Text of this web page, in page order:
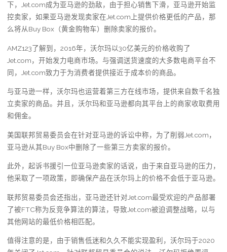
下，Jet.com成为亚马逊的劲敌，由于担心销售下滑，亚马逊开始监
控卖家，如果亚马逊发现卖家在Jet.com上提供价格更低的产品，那
么将从Buy Box（黄金购物车）删除卖家的报价。
AMZ123了解到，2016年，沃尔玛以30亿美元的价格收购了
Jet.com，开始发力电商市场。与强调送货速度的大多数电商平台不
同，Jet.com致力于为消费者提供接近于成本价的商品。
与亚马逊一样，沃尔玛也运营着第三方在线市场，提供来自数千名独
立卖家的商品。并且，沃尔玛和亚马逊都向其平台上的商家收取费用
和佣金。
美国联邦贸易委员会在针对亚马逊的诉讼中称，为了削弱Jet.com，
亚马逊从其Buy Box中删除了一些第三方卖家的报价。
此外，起诉书援引一位亚马逊卖家的话说，由于来自亚马逊的压力，
他采取了一项政策，即确保产品在沃尔玛上的价格不会低于亚马逊。
联邦贸易委员会还指出，亚马逊还针对Jet.com最受欢迎的产品部署
了被FTC称为反竞争算法的算法，导致Jet.com被迫调整战略，以与
其他网站的最低价格相匹配。
值得注意的是，由于销售低迷和久久不能实现盈利，沃尔玛于2020